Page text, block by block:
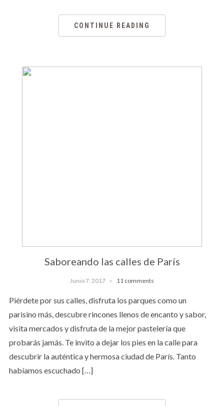
CONTINUE READING
Saboreando las calles de París
Junio 7, 2017 11 comments
Piérdete por sus calles, disfruta los parques como un
parisino más, descubre rincones llenos de encanto y sabor,
visita mercados y disfruta de la mejor pastelería que
probarás jamás. Te invito a dejar los pies en la calle para
descubrir la auténtica y hermosa ciudad de París. Tanto
habíamos escuchado […]